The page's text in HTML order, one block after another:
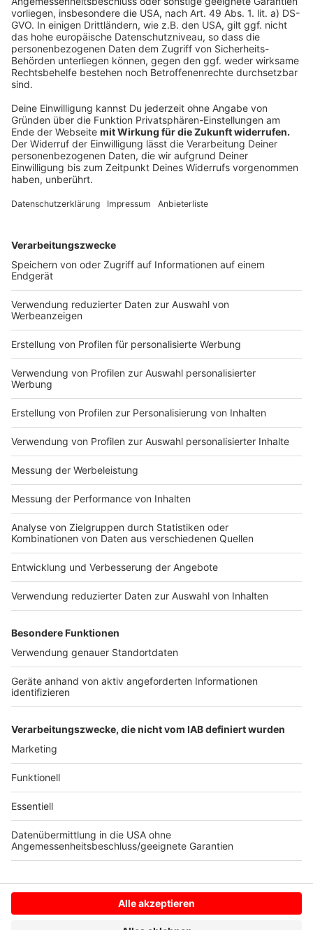
Anzeige
Kriminalität
Anzeige
Olaf Scholz:
Die Kriminalität auf unseren Straßen wird sinken,
beim Bund. Wir haben unseren Teil dazu getan,
einräumen, die sie braucht, um auch aktiv
dagegen vorgehen zu können und weil wir doch
noch die Gesetze beschließen, die im Bundesrat
keine Mehrheit gefunden haben, dass die Polizei
besser nach Tätern forschen kann.
Anzeige
Friedrich Merz:
Die Kriminalität auf unseren Straßen wird sinken,
weil wir sehr viel rigoroser gegen Kriminalität
vorgehen müssen und wir müssen alle Formen
der Ermittlungen und der Strafverfolgung nutzen
und dürfen uns nicht durch vermeintlichen
Datenschutz zum Täterschutz verleiten lassen.
Hier geht es zu den kompletten Interviews
mit Olaf Scholz und Friedrich Merz
Anzeige
Anzeige
Anzeige